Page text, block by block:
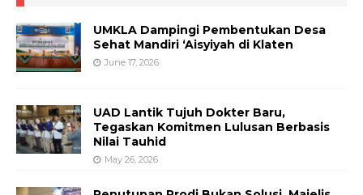
UMKLA Dampingi Pembentukan Desa
Sehat Mandiri ‘Aisyiyah di Klaten
June 17, 2026
UAD Lantik Tujuh Dokter Baru,
Tegaskan Komitmen Lulusan Berbasis
Nilai Tauhid
May 26, 2026